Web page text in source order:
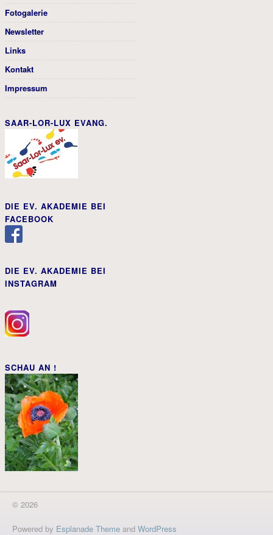
Fotogalerie
Newsletter
Links
Kontakt
Impressum
SAAR-LOR-LUX EVANG.
DIE EV. AKADEMIE BEI
FACEBOOK
DIE EV. AKADEMIE BEI
INSTAGRAM
SCHAU AN !
© 2026
Powered by Esplanade Theme and WordPress